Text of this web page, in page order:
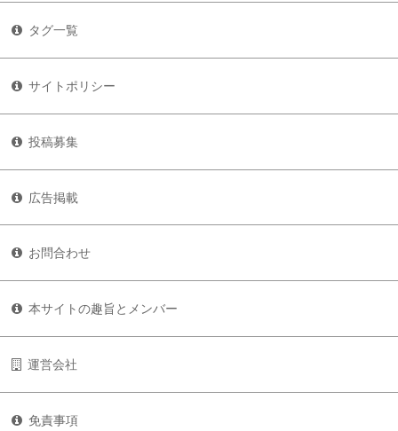
タグ一覧
サイトポリシー
投稿募集
広告掲載
お問合わせ
本サイトの趣旨とメンバー
運営会社
免責事項